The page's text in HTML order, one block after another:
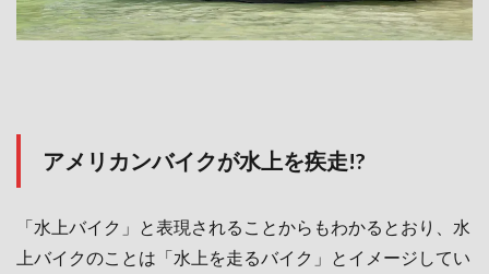
アメリカンバイクが水上を疾走!?
「水上バイク」と表現されることからもわかるとおり、水
上バイクのことは「水上を走るバイク」とイメージしてい